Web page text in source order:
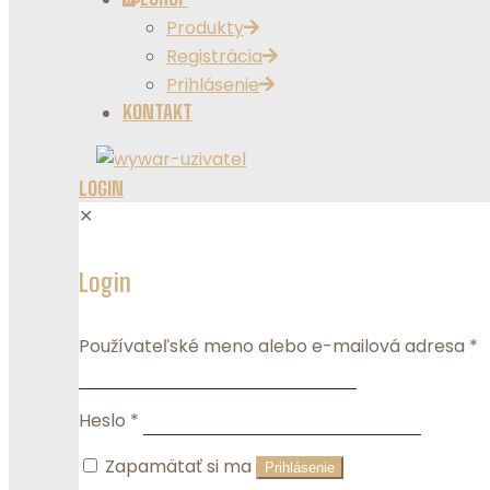
Produkty
Registrácia
Prihlásenie
KONTAKT
LOGIN
✕
Login
Používateľské meno alebo e-mailová adresa *
Heslo *
Zapamätať si ma
Prihlásenie